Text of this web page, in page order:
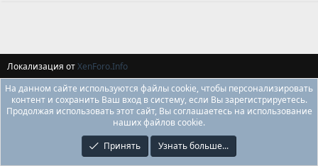
Локализация отXenForo.Info
На данном сайте используются файлы cookie, чтобы персонализировать
контент и сохранить Ваш вход в систему, если Вы зарегистрируетесь.
Продолжая использовать этот сайт, Вы соглашаетесь на использование
наших файлов cookie.
Принять
Узнать больше...